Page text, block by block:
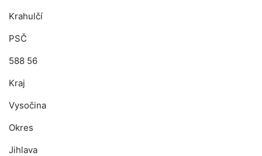
Krahulčí
PSČ
588 56
Kraj
Vysočina
Okres
Jihlava